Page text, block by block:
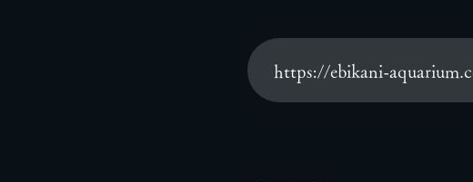
https://ebikani-